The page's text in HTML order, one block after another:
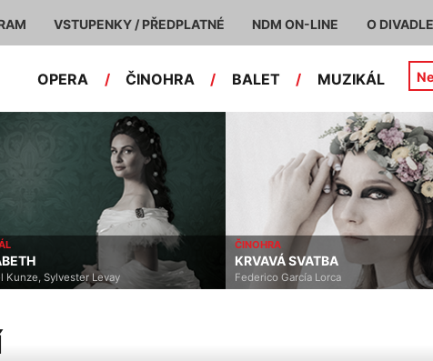
VSTUPENKY / PŘEDPLATNÉ NDM ON-LINE O DIVADLE
OPERA / ČINOHRA / BALET / MUZIKÁL
Sylvester Levay
ČINOHRA
KRVAVÁ SVATBA
Federico García Lorca